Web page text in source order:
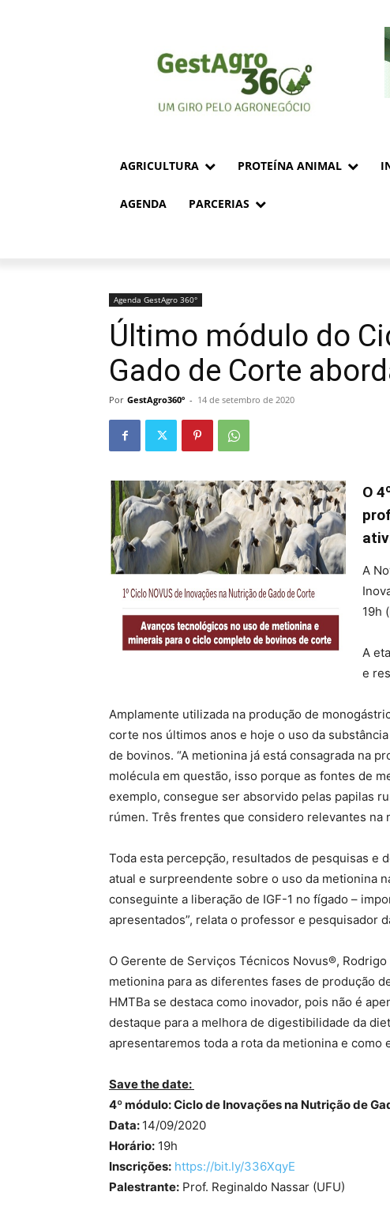
AGRICULTURA PROTEÍNA ANIMAL
AGENDA PARCERIAS
Agenda GestAgro 360°
Último módulo do
Gado de Corte
Por GestAgro360º - 14 de setembro de 2020
O
A
19h
A
e
Amplamente utilizada na produção de
corte nos últimos anos e hoje o uso da
de bovinos. “A metionina já está consagrada na
molécula em questão, isso porque as fontes de
exemplo, consegue ser absorvido pelas papilas
rúmen. Três frentes que considero relevantes na
Toda esta percepção, resultados de pesquisas e
atual e surpreendente sobre o uso da metionina
conseguinte a liberação de IGF-1 no fígado –
apresentados”, relata o professor e pesquisador
O Gerente de Serviços Técnicos Novus®,
metionina para as diferentes fases de produção
HMTBa se destaca como inovador, pois não é
destaque para a melhora de digestibilidade da
apresentaremos toda a rota da metionina e
Save the date:
4º módulo: Ciclo de Inovações na Nutrição de
Data: 14/09/2020
Horário: 19h
Inscrições: https://bit.ly/336XqyE
Palestrante: Prof. Reginaldo Nassar (UFU)